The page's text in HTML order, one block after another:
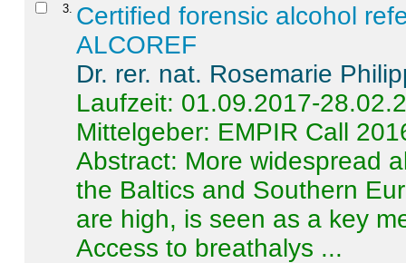
3 Certified forensic alcohol
ALCOREF
Dr. rer. nat. Rosemarie
Laufzeit: 01.09.2017-
Mittelgeber: EMPIR Call
Abstract: More widespread
the Baltics and Southern
are high, is seen as a key
Access to breathalys ...